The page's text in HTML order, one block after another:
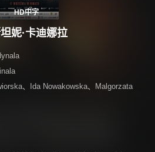
HD中字
妮·卡迪娜拉
、 Ida Nowakowska、
Malgorzata